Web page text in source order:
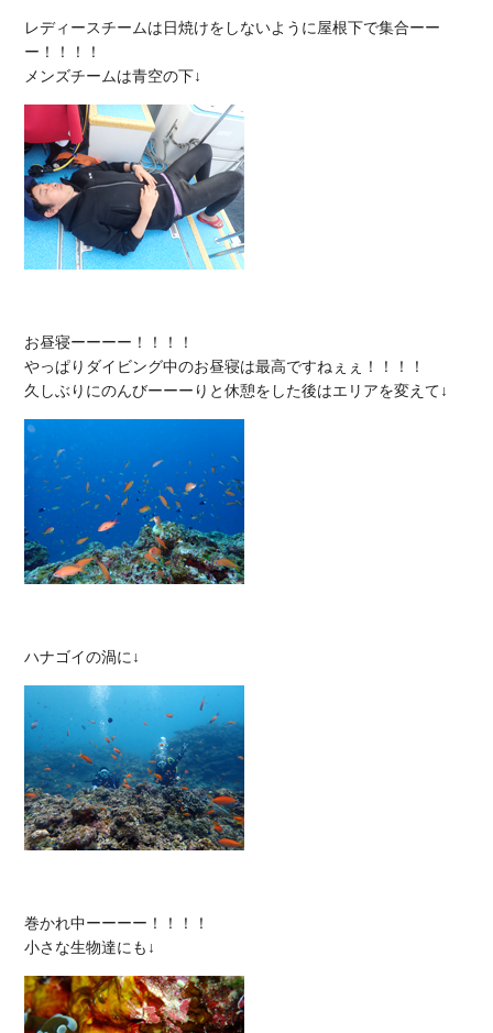
レディースチームは日焼けをしないように屋根下で集合ーー
ー！！！！
お昼寝ーーーー！！！！
やっぱりダイビング中のお昼寝は最高ですねぇぇ！！！！
巻かれ中ーーーー！！！！